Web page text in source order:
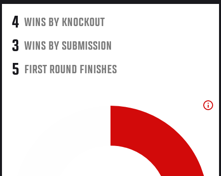
4 WINS BY KNOCKOUT
3 WINS BY SUBMISSION
5 FIRST ROUND FINISHES